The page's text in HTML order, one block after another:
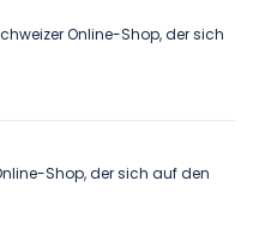
Online-Shop, der sich
Shop, der sich auf den